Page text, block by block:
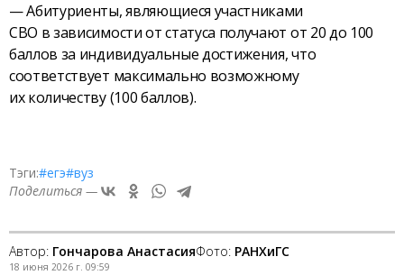
— Абитуриенты, являющиеся участниками
СВО в зависимости от статуса получают от 20 до 100
баллов за индивидуальные достижения, что
соответствует максимально возможному
их количеству (100 баллов).
Тэги:#егэ#вуз
Поделиться —
Автор: Гончарова АнастасияФото: РАНХиГС
18 июня 2026 г. 09:59